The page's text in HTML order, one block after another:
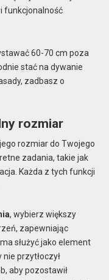
funkcjonalność
60-70 cm poza
stać na dywanie
zadbasz o
rozmiar
rozmiar do Twojego
zadania, takie jak
Każda z tych funkcji
, wybierz większy
zapewniając
służyć jako element
przytłoczył
aby pozostawił